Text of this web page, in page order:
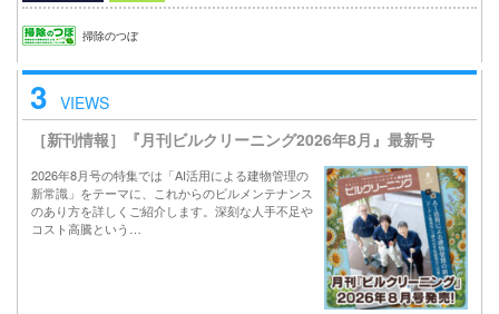
掃除のつぼ
3 VIEWS
［新刊情報］『月刊ビルクリーニング2026年8月』最新号
2026年8月号の特集では「AI活用による建物管理の
新常識」をテーマに、これからのビルメンテナンス
のあり方を詳しくご紹介します。深刻な人手不足や
コスト高騰という…